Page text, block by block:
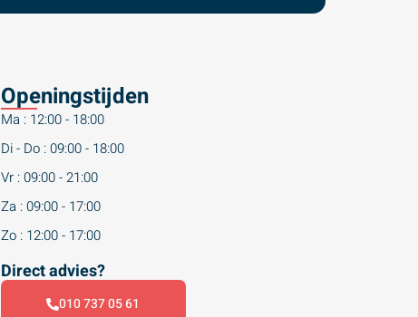
Openingstijden
Ma : 12:00 - 18:00
Di - Do : 09:00 - 18:00
Vr : 09:00 - 21:00
Za : 09:00 - 17:00
Zo : 12:00 - 17:00
Direct advies?
010 737 05 61